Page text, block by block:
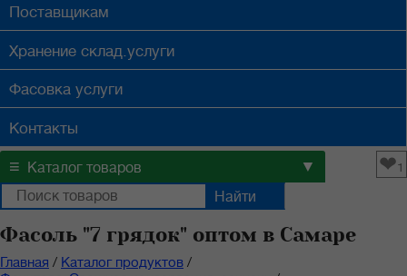
Поставщикам
Хранение склад.услуги
Фасовка услуги
Контакты
≡ Каталог товаров ▼ ❤1
Фасоль "7 грядок" оптом в Самаре
Главная / Каталог продуктов /